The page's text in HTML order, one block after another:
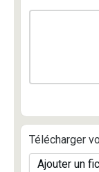
Télécharger
Ajouter un